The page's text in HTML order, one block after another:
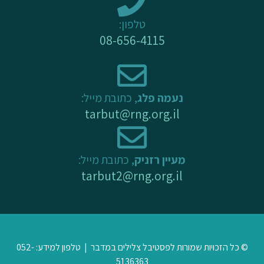
-
f
טלפון:
08-656-4115
נעמה פלג, כתובת מייל:
tarbut@rng.org.il
מעיין רזניק, כתובת מייל:
tarbut2@rng.org.il
© כל הזכויות שמורות לפסטיבל צלילים במדבר | טלפון למידע: 052-
5136363